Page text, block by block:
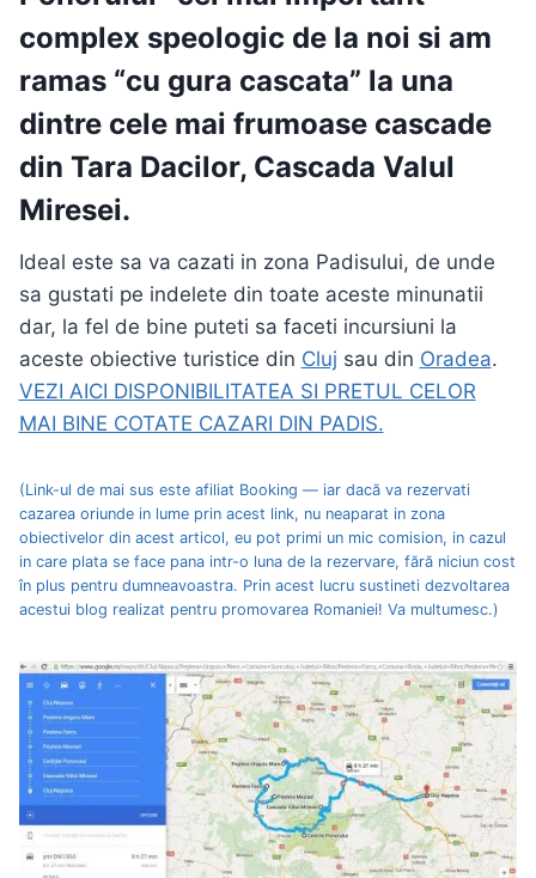
complex speologic de la noi si am
ramas “cu gura cascata” la una
dintre cele mai frumoase cascade
din Tara Dacilor, Cascada Valul
Miresei.
Ideal este sa va cazati in zona Padisului, de unde
sa gustati pe indelete din toate aceste minunatii
dar, la fel de bine puteti sa faceti incursiuni la
aceste obiective turistice din Cluj sau din Oradea.
VEZI AICI DISPONIBILITATEA SI PRETUL CELOR
MAI BINE COTATE CAZARI DIN PADIS.
(Link-ul de mai sus este afiliat Booking — iar dacă va rezervati
cazarea oriunde in lume prin acest link, nu neaparat in zona
obiectivelor din acest articol, eu pot primi un mic comision, in cazul
in care plata se face pana intr-o luna de la rezervare, fără niciun cost
în plus pentru dumneavoastra. Prin acest lucru sustineti dezvoltarea
acestui blog realizat pentru promovarea Romaniei! Va multumesc.)